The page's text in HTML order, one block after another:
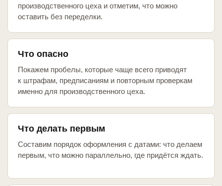
производственного цеха и отметим, что можно
оставить без переделки.
Что опасно
Покажем пробелы, которые чаще всего приводят
к штрафам, предписаниям и повторным проверкам
именно для производственного цеха.
Что делать первым
Составим порядок оформления с датами: что делаем
первым, что можно параллельно, где придётся ждать.